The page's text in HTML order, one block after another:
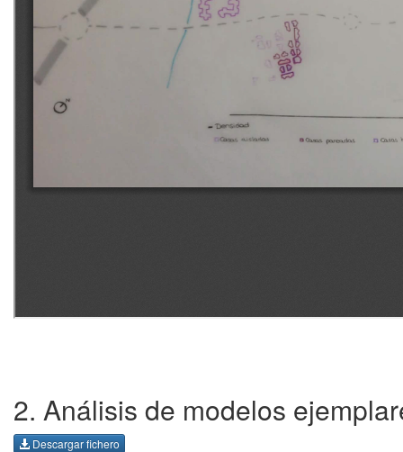
2. Análisis de modelos
Descargar fichero